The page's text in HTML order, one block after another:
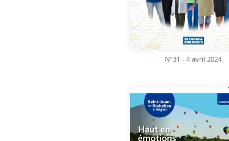
N°31 - 4 avril 2024